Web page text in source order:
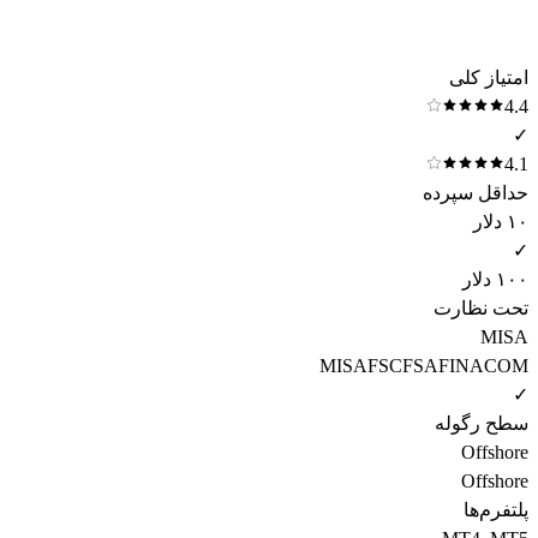
امتیاز کلی
4.4
✓
4.1
حداقل سپرده
۱۰ دلار
✓
۱۰۰ دلار
تحت نظارت
MISA
MISAFSCFSAFINACOM
✓
سطح رگوله
Offshore
Offshore
پلتفرم‌ها